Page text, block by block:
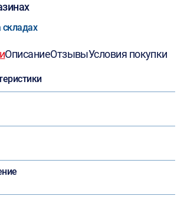
складах
ОписаниеОтзывыУсловия покупки